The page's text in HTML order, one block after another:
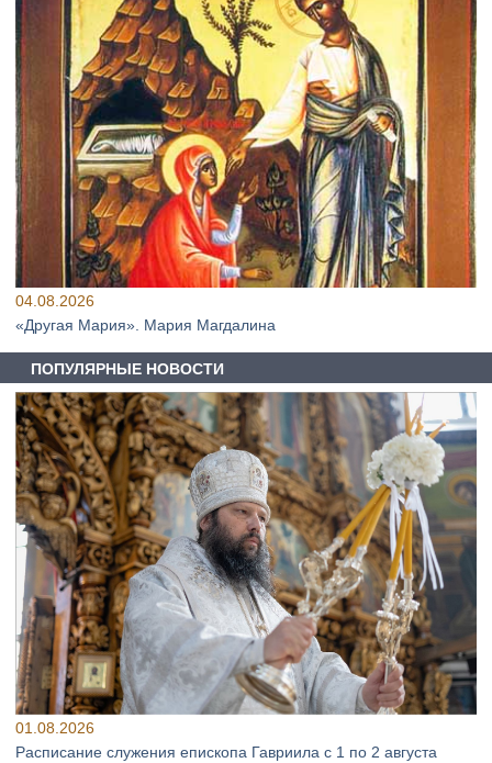
04.08.2026
«Другая Мария». Мария Магдалина
ПОПУЛЯРНЫЕ НОВОСТИ
01.08.2026
Расписание служения епископа Гавриила с 1 по 2 августа